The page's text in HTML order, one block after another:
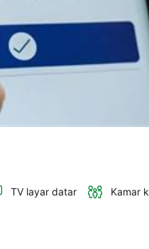
TV layar datar Kamar